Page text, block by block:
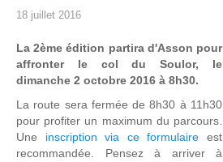
18 juillet 2016
La 2ème édition partira d'Asson pour
affronter le col du Soulor, le
dimanche 2 octobre 2016 à 8h30.
La route sera fermée de 8h30 à 11h30
pour profiter un maximum du parcours.
Une inscription via ce formulaire est
recommandée. Pensez à arriver à